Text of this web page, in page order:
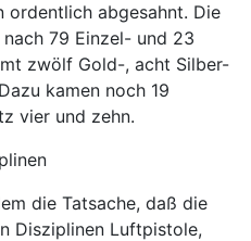
ordentlich abgesahnt. Die
79 Einzel- und 23
zwölf Gold-, acht Silber-
kamen noch 19
vier und zehn.
die Tatsache, daß die
Disziplinen Luftpistole,